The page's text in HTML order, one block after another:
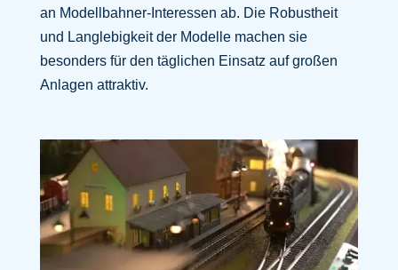
an Modellbahner-Interessen ab. Die Robustheit
und Langlebigkeit der Modelle machen sie
besonders für den täglichen Einsatz auf großen
Anlagen attraktiv.